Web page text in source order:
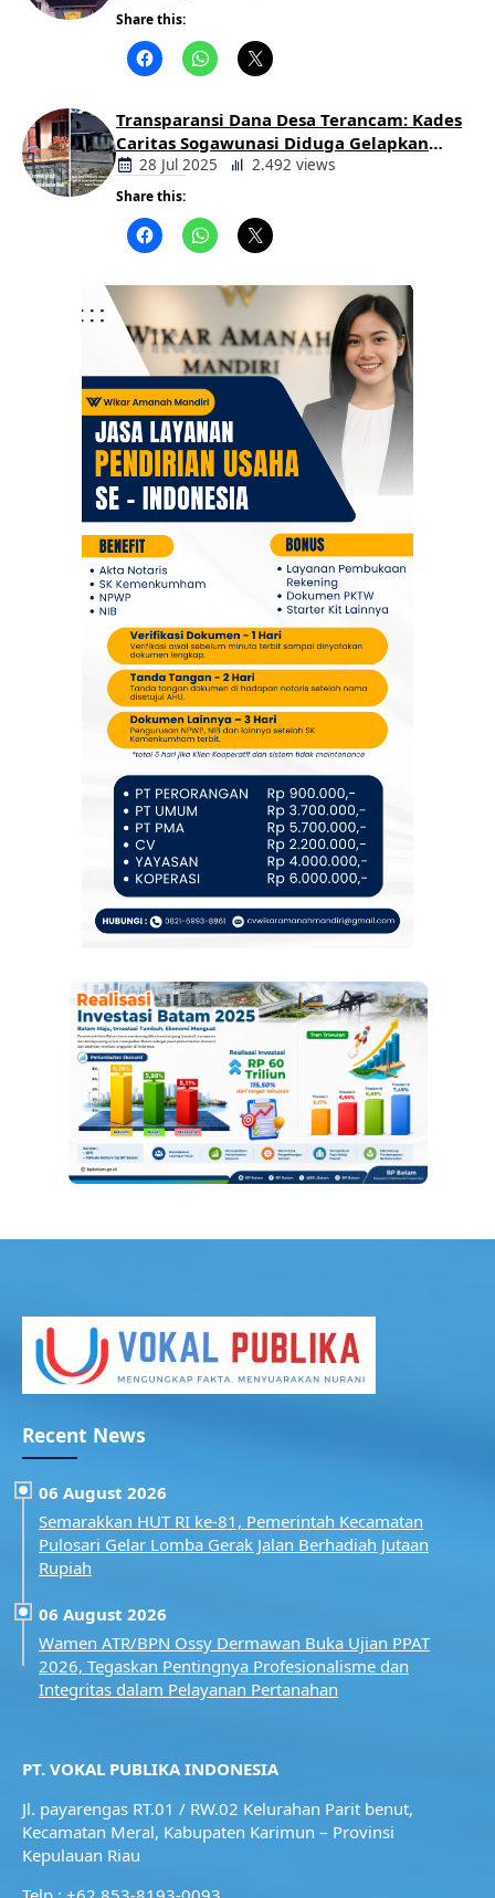
Share this:
Transparansi Dana Desa Terancam: Kades
Caritas Sogawunasi Diduga Gelapkan
Bantuan untuk Warga
28 Jul 2025 2.492 views
Share this:
Recent News
06 August 2026
Semarakkan HUT RI ke-81, Pemerintah Kecamatan
Pulosari Gelar Lomba Gerak Jalan Berhadiah Jutaan
Rupiah
06 August 2026
Wamen ATR/BPN Ossy Dermawan Buka Ujian PPAT
2026, Tegaskan Pentingnya Profesionalisme dan
Integritas dalam Pelayanan Pertanahan
PT. VOKAL PUBLIKA INDONESIA
Jl. payarengas RT.01 / RW.02 Kelurahan Parit benut,
Kecamatan Meral, Kabupaten Karimun – Provinsi
Kepulauan Riau